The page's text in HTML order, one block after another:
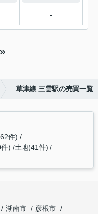
-
草津線 三雲駅の売買一覧
件)
) 土地(41件)
湖南市
彦根市